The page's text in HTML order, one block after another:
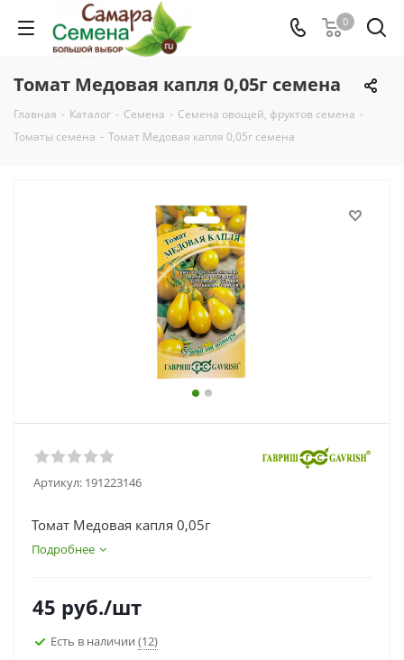
0
Томат Медовая капля 0,05г семена
Главная - Каталог - Семена - Семена овощей, фруктов семена -
Томаты семена - Томат Медовая капля 0,05г семена
Артикул: 191223146
Томат Медовая капля 0,05г
Подробнее
45 руб./шт
Есть в наличии (12)